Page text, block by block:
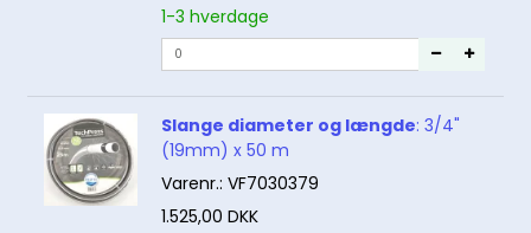
1-3 hverdage
Slange diameter og længde: 3/4"
(19mm) x 50 m
Varenr.: VF7030379
1.525,00 DKK